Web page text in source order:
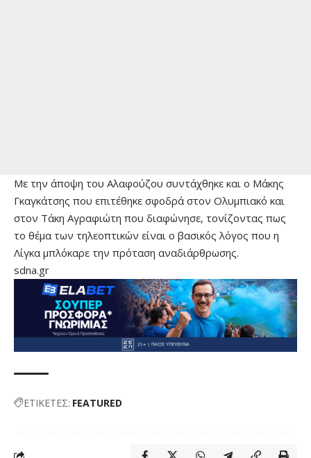
Με την άποψη του Αλαφούζου συντάχθηκε και ο Μάκης
Γκαγκάτσης που επιτέθηκε σφοδρά στον Ολυμπιακό και
στον Τάκη Αγραφιώτη που διαφώνησε, τονίζοντας πως
το θέμα των τηλεοπτικών είναι ο βασικός λόγος που η
Λίγκα μπλόκαρε την πρόταση αναδιάρθρωσης.
sdna.gr
ΕΤΙΚΕΤΕΣ: FEATURED